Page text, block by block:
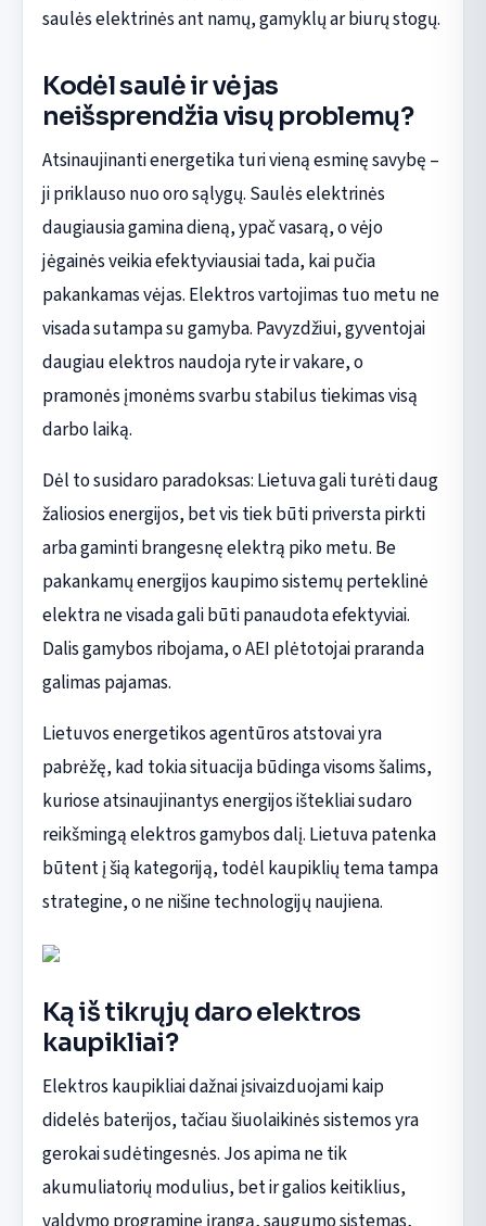
saulės elektrinės ant namų, gamyklų ar biurų stogų.
Kodėl saulė ir vėjas
neišsprendžia visų problemų?
Atsinaujinanti energetika turi vieną esminę savybę –
ji priklauso nuo oro sąlygų. Saulės elektrinės
daugiausia gamina dieną, ypač vasarą, o vėjo
jėgainės veikia efektyviausiai tada, kai pučia
pakankamas vėjas. Elektros vartojimas tuo metu ne
visada sutampa su gamyba. Pavyzdžiui, gyventojai
daugiau elektros naudoja ryte ir vakare, o
pramonės įmonėms svarbu stabilus tiekimas visą
darbo laiką.
Dėl to susidaro paradoksas: Lietuva gali turėti daug
žaliosios energijos, bet vis tiek būti priversta pirkti
arba gaminti brangesnę elektrą piko metu. Be
pakankamų energijos kaupimo sistemų perteklinė
elektra ne visada gali būti panaudota efektyviai.
Dalis gamybos ribojama, o AEI plėtotojai praranda
galimas pajamas.
Lietuvos energetikos agentūros atstovai yra
pabrėžę, kad tokia situacija būdinga visoms šalims,
kuriose atsinaujinantys energijos ištekliai sudaro
reikšmingą elektros gamybos dalį. Lietuva patenka
būtent į šią kategoriją, todėl kaupiklių tema tampa
strategine, o ne nišine technologijų naujiena.
Ką iš tikrųjų daro elektros
kaupikliai?
Elektros kaupikliai dažnai įsivaizduojami kaip
didelės baterijos, tačiau šiuolaikinės sistemos yra
gerokai sudėtingesnės. Jos apima ne tik
akumuliatorių modulius, bet ir galios keitiklius,